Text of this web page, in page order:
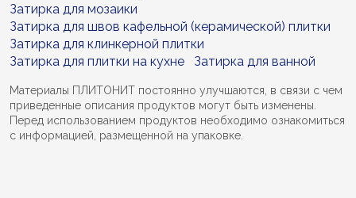
Затирка для мозаики
Затирка для швов кафельной (керамической) плитки
Затирка для клинкерной плитки
Затирка для плитки на кухне
Затирка для ванной
Материалы ПЛИТОНИТ постоянно улучшаются, в связи с чем
приведенные описания продуктов могут быть изменены.
Перед использованием продуктов необходимо ознакомиться
с информацией, размещенной на упаковке.